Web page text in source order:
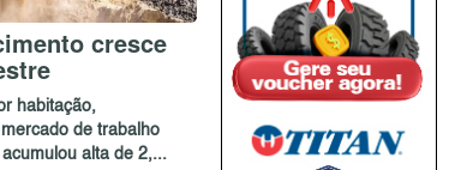
cresce
habitação,
de trabalho
alta de 2,...